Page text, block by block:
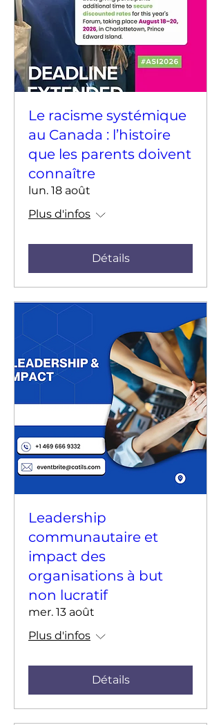
Le racisme systémique
au Canada : l’histoire
que les parents doivent
connaître
lun. 18 août
Plus d'infos
Détails
Leadership
communautaire et
impact des
organisations à but
non lucratif
mer. 13 août
Plus d'infos
Détails